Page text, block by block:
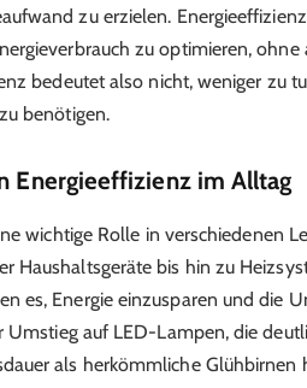
zu erzielen.
zu optimieren,
bedeutet also nicht, weniger zu
benötigen.
Energieeffizienz im Alltag
wichtige Rolle in verschiedenen
Haushaltsgeräte bis hin zu
es, Energie einzusparen und die
Umstieg auf LED-Lampen, die
als herkömmliche Glühbirnen